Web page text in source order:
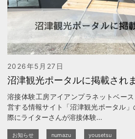
2026年5月27日
沼津観光ポータルに掲載され
溶接体験工房アイアンプラネットベー
営する情報サイト「沼津観光ポータル
際にライターさんが溶接体験...
お知らせ numazu yousetsu